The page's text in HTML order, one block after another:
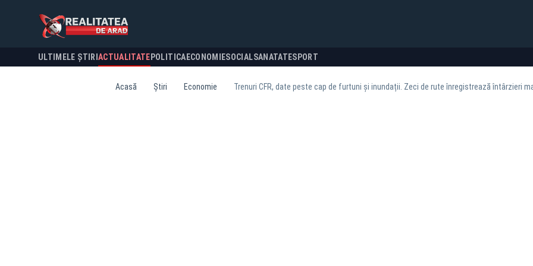
ULTIMELE ȘTIRI ACTUALITATE POLITICA ECONOMIESOCIALSANATATESPORT
Acasă Știri Economie Trenuri CFR, date peste cap de furtuni și inundații. Zeci de rute înregistrează întârzieri